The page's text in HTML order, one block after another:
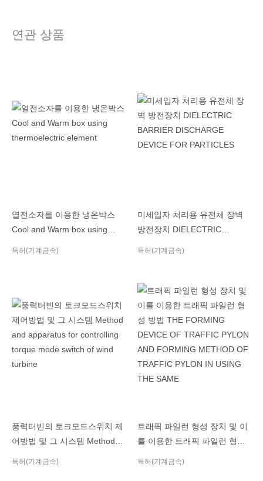
연관 상품
열전소자를 이용한 냉온박스
Cool and Warm box using
특허(기계금속)
미세입자 처리용 유전체 장벽
방전장치 DIELECTRIC
특허(기계금속)
풍력터빈의 토크모드스위치 제
어방법 및 그 시스템 Method
특허(기계금속)
트래픽 파일런 형성 장치 및 이
를 이용한 트래픽 파일런 형성
특허(기계금속)